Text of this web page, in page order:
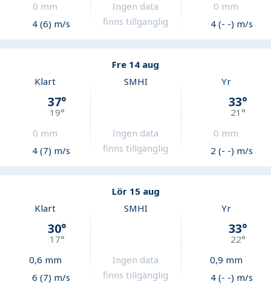
0 mm
4 (6) m/s
Ingen data
finns tillgänglig
0 mm
4 (- -) m/s
Fre 14 aug
Klart
37°
19°
0 mm
4 (7) m/s
SMHI
Ingen data
finns tillgänglig
Yr
33°
21°
0 mm
2 (- -) m/s
Lör 15 aug
Klart
30°
17°
0,6 mm
6 (7) m/s
SMHI
Ingen data
finns tillgänglig
Yr
33°
22°
0,9 mm
4 (- -) m/s